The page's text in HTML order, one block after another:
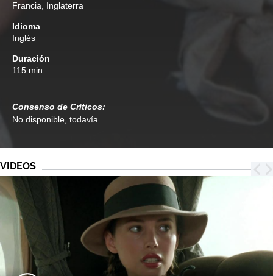
Francia, Inglaterra
Idioma
Inglés
Duración
115 min
Consenso de Críticos:
No disponible, todavía.
VIDEOS